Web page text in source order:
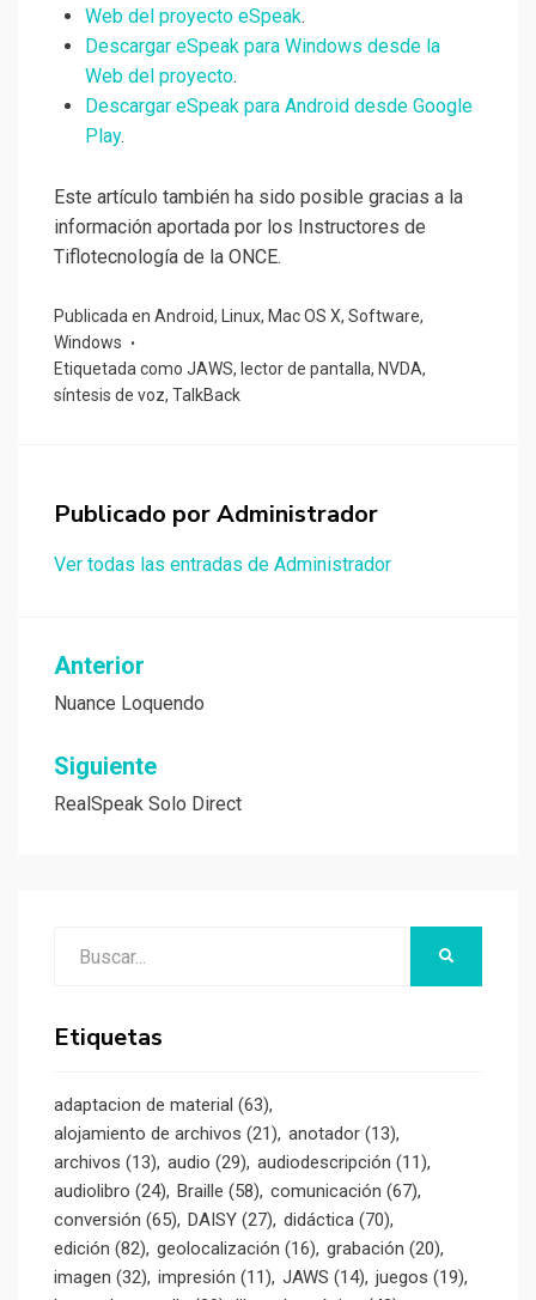
Web del proyecto eSpeak.
Descargar eSpeak para Windows desde la
Web del proyecto.
Descargar eSpeak para Android desde Google
Play.
Este artículo también ha sido posible gracias a la
información aportada por los Instructores de
Tiflotecnología de la ONCE.
Publicada en Android, Linux, Mac OS X, Software,
Windows
Etiquetada como JAWS, lector de pantalla, NVDA,
síntesis de voz, TalkBack
Publicado porAdministrador
Ver todas las entradas de Administrador
Navegación
de
entradas
Anterior
Nuance Loquendo
Siguiente
RealSpeak Solo Direct
Etiquetas
adaptacion de material (63)
alojamiento de archivos (21) anotador (13)
archivos (13) audio (29) audiodescripción (11)
audiolibro (24) Braille (58) comunicación (67)
conversión (65) DAISY (27) didáctica (70)
edición (82) geolocalización (16) grabación (20)
imagen (32) impresión (11) JAWS (14) juegos (19)